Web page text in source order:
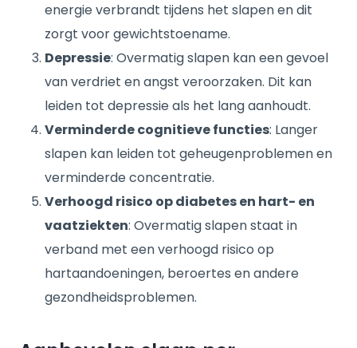
energie verbrandt tijdens het slapen en dit
zorgt voor gewichtstoename.
Depressie: Overmatig slapen kan een gevoel
van verdriet en angst veroorzaken. Dit kan
leiden tot depressie als het lang aanhoudt.
Verminderde cognitieve functies: Langer
slapen kan leiden tot geheugenproblemen en
verminderde concentratie.
Verhoogd risico op diabetes en hart- en
vaatziekten: Overmatig slapen staat in
verband met een verhoogd risico op
hartaandoeningen, beroertes en andere
gezondheidsproblemen.